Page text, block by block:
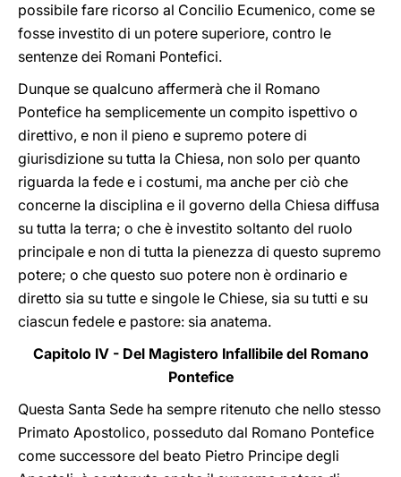
possibile fare ricorso al Concilio Ecumenico, come se
fosse investito di un potere superiore, contro le
sentenze dei Romani Pontefici.
Dunque se qualcuno affermerà che il Romano
Pontefice ha semplicemente un compito ispettivo o
direttivo, e non il pieno e supremo potere di
giurisdizione su tutta la Chiesa, non solo per quanto
riguarda la fede e i costumi, ma anche per ciò che
concerne la disciplina e il governo della Chiesa diffusa
su tutta la terra; o che è investito soltanto del ruolo
principale e non di tutta la pienezza di questo supremo
potere; o che questo suo potere non è ordinario e
diretto sia su tutte e singole le Chiese, sia su tutti e su
ciascun fedele e pastore: sia anatema.
Capitolo IV - Del Magistero Infallibile del Romano
Pontefice
Questa Santa Sede ha sempre ritenuto che nello stesso
Primato Apostolico, posseduto dal Romano Pontefice
come successore del beato Pietro Principe degli